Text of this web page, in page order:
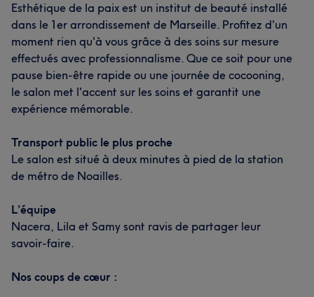
Esthétique de la paix est un institut de beauté installé
dans le 1er arrondissement de Marseille. Profitez d'un
moment rien qu'à vous grâce à des soins sur mesure
effectués avec professionnalisme. Que ce soit pour une
pause bien-être rapide ou une journée de cocooning,
le salon met l'accent sur les soins et garantit une
expérience mémorable.
Transport public le plus proche
Le salon est situé à deux minutes à pied de la station
de métro de Noailles.
L’équipe
Nacera, Lila et Samy sont ravis de partager leur
savoir-faire.
Nos coups de cœur :